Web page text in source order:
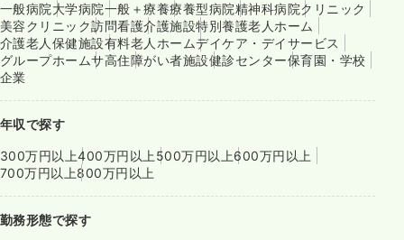
一般病院大学病院一般＋療養療養型病院精神科病院クリニック
美容クリニック訪問看護介護施設特別養護老人ホーム
介護老人保健施設有料老人ホームデイケア・デイサービス
グループホームサ高住障がい者施設健診センター保育園・学校
企業
年収で探す
300万円以上400万円以上500万円以上600万円以上
700万円以上800万円以上
勤務形態で探す